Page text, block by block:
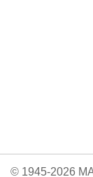
© 1945-2026